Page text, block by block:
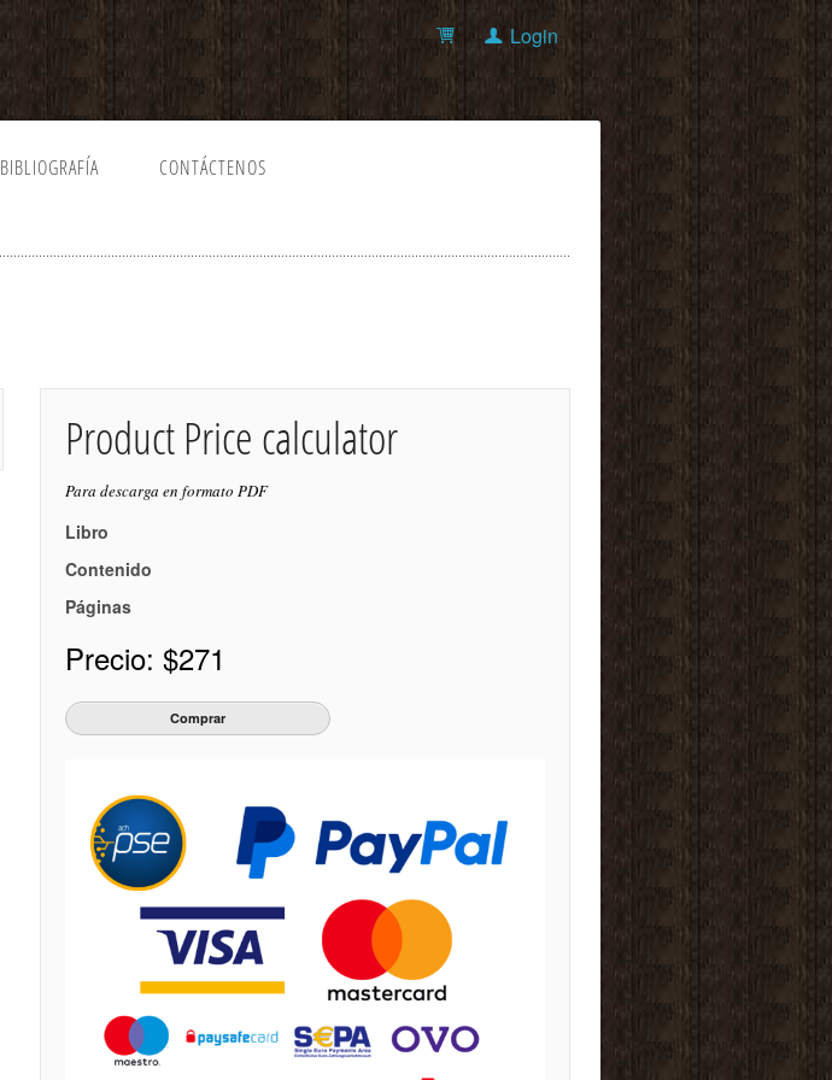
Login
BIBLIOGRAFÍA CONTÁCTENOS
Product Price calculator
Para descarga en formato PDF
Libro
Contenido
Páginas
Precio: $271